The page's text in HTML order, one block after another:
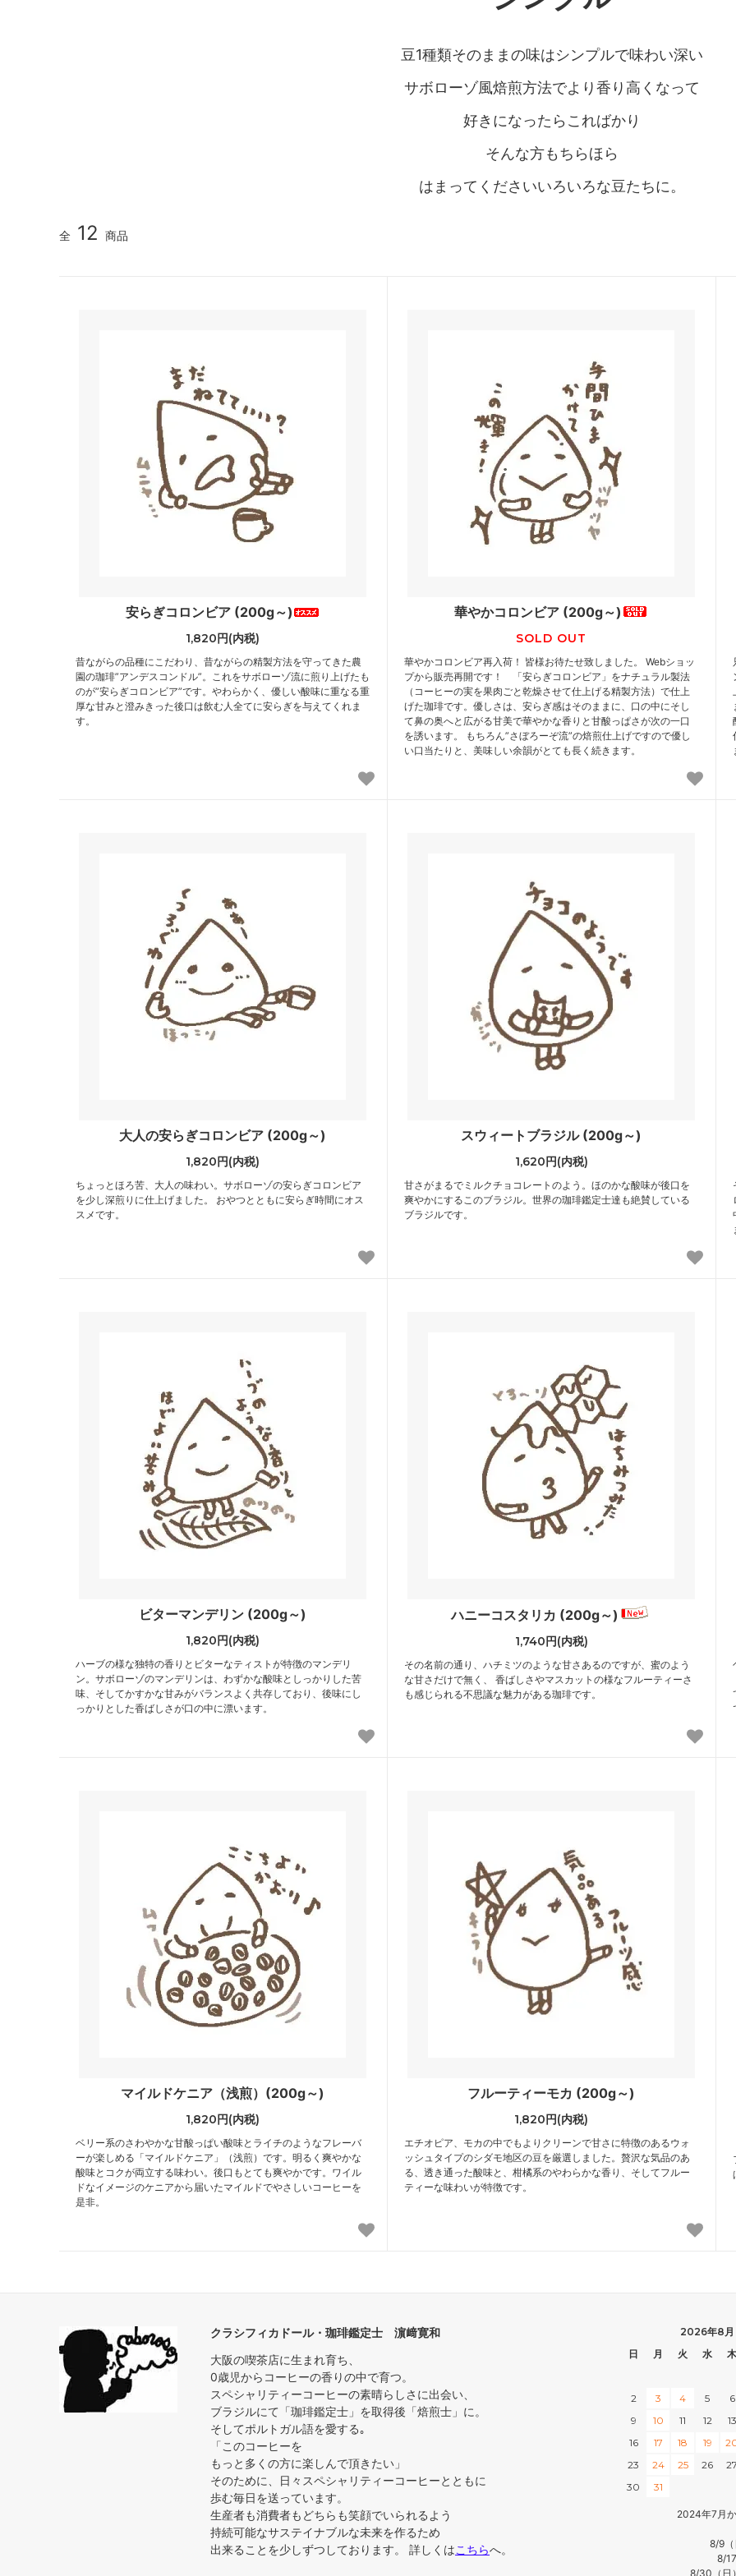
豆1種類そのままの味はシンプルで味わい深い
サボローゾ風焙煎方法でより香り高くなって
好きになったらこればかり
そんな方もちらほら
はまってくださいいろいろな豆たちに。
全 12 商品
安らぎコロンビア (200g～)
1,820円(内税)
昔ながらの品種にこだわり、昔ながらの精製方法を守ってきた農
園の珈琲”アンデスコンドル”。これをサボローゾ流に煎り上げたも
のが”安らぎコロンビア”です。やわらかく、優しい酸味に重なる重
厚な甘みと澄みきった後口は飲む人全てに安らぎを与えてくれま
す。
華やかコロンビア (200g～)
SOLD OUT
華やかコロンビア再入荷！ 皆様お待たせ致しました。 Webショッ
プから販売再開です！ 「安らぎコロンビア」をナチュラル製法
（コーヒーの実を果肉ごと乾燥させて仕上げる精製方法）で仕上
げた珈琲です。優しさは、安らぎ感はそのままに、口の中にそし
て鼻の奥へと広がる甘美で華やかな香りと甘酸っぱさが次の一口
を誘います。 もちろん”さぼろーぞ流”の焙煎仕上げですので優し
い口当たりと、美味しい余韻がとても長く続きます。
大人の安らぎコロンビア (200g～)
1,820円(内税)
ちょっとほろ苦、大人の味わい。サボローゾの安らぎコロンビア
を少し深煎りに仕上げました。 おやつとともに安らぎ時間にオス
スメです。
スウィートブラジル (200g～)
1,620円(内税)
甘さがまるでミルクチョコレートのよう。ほのかな酸味が後口を
爽やかにするこのブラジル。世界の珈琲鑑定士達も絶賛している
ブラジルです。
ビターマンデリン (200g～)
1,820円(内税)
ハーブの様な独特の香りとビターなティストが特徴のマンデリ
ン。サボローゾのマンデリンは、わずかな酸味としっかりした苦
味、そしてかすかな甘みがバランスよく共存しており、後味にし
っかりとした香ばしさが口の中に漂います。
ハニーコスタリカ (200g～)
1,740円(内税)
その名前の通り、ハチミツのような甘さあるのですが、蜜のよう
な甘さだけで無く、 香ばしさやマスカットの様なフルーティーさ
も感じられる不思議な魅力がある珈琲です。
マイルドケニア（浅煎）(200g～)
1,820円(内税)
ベリー系のさわやかな甘酸っぱい酸味とライチのようなフレーバ
ーが楽しめる「マイルドケニア」（浅煎）です。明るく爽やかな
酸味とコクが両立する味わい。後口もとても爽やかです。ワイル
ドなイメージのケニアから届いたマイルドでやさしいコーヒーを
是非。
フルーティーモカ (200g～)
1,820円(内税)
エチオピア、モカの中でもよりクリーンで甘さに特徴のあるウォ
ッシュタイプのシダモ地区の豆を厳選しました。贅沢な気品のあ
る、透き通った酸味と、柑橘系のやわらかな香り、そしてフルー
ティーな味わいが特徴です。
クラシフィカドール・珈琲鑑定士 濵﨑寛和
大阪の喫茶店に生まれ育ち、
0歳児からコーヒーの香りの中で育つ。
スペシャリティーコーヒーの素晴らしさに出会い、
ブラジルにて「珈琲鑑定士」を取得後「焙煎士」に。
そしてポルトガル語を愛する｡
「このコーヒーを
もっと多くの方に楽しんで頂きたい」
そのために、日々スペシャリティーコーヒーとともに
歩む毎日を送っています。
生産者も消費者もどちらも笑顔でいられるよう
持続可能なサステイナブルな未来を作るため
出来ることを少しずつしております。 詳しくはこちらへ。
2026年8月
日
月 火 水 木
2 3 4 5
6
9
10 11 12
13
16
17 18 19
23
24 25 26
30
31
2024年7月
8/9（
8/
8/30（日